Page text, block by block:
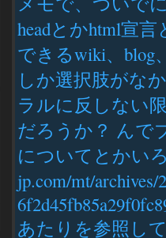
headとかhtml宣
できるwiki、blog
しか選択肢がな
ラルに反しない
だろうか？ んで
についてとかい
jp.com/mt/archives/
あたりを参照し